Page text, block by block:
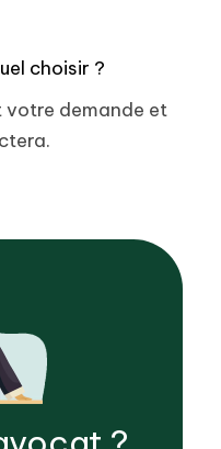
choisir ?
votre demande et